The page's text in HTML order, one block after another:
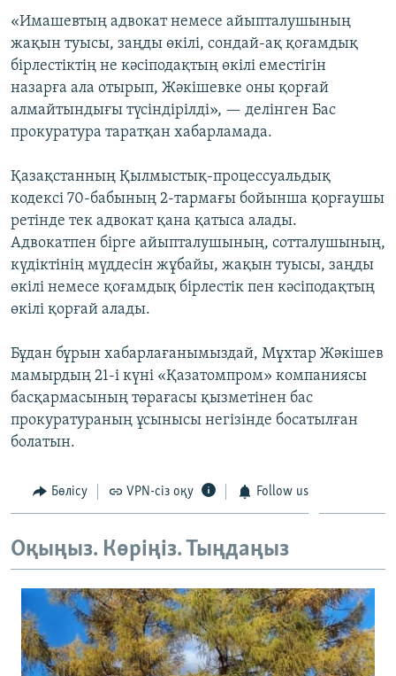
ЖАЗЫЛЫҢЫЗ
Басқа тілдерде
«Имашевтың адвокат немесе айыпталушының
жақын туысы, заңды өкілі, сондай-ақ қоғамдық
бірлестіктің не кәсіподақтың өкілі еместігін
назарға ала отырып, Жәкішевке оны қорғай
алмайтындығы түсіндірілді», — делінген Бас
прокуратура таратқан хабарламада.
Қазақстанның Қылмыстық-процессуальдық
кодексі 70-бабының 2-тармағы бойынша қорғаушы
ретінде тек адвокат қана қатыса алады.
Адвокатпен бірге айыпталушының, сотталушының,
күдіктінің мүддесін жұбайы, жақын туысы, заңды
өкілі немесе қоғамдық бірлестік пен кәсіподақтың
өкілі қорғай алады.
Бұдан бұрын хабарлағанымыздай, Мұхтар Жәкішев
мамырдың 21-і күні «Қазатомпром» компаниясы
басқармасының төрағасы қызметінен бас
прокуратураның ұсынысы негізінде босатылған
болатын.
Бөлісу VPN-сіз оқу Follow us
Оқыңыз. Көріңіз. Тыңдаңыз